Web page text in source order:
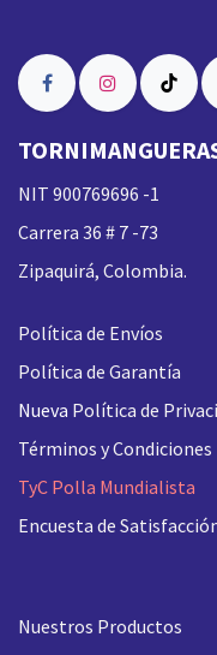
NIT 900769696 -1
Carrera 36 # 7 -73
Zipaquirá, Colombia.
Política de Envíos
Política de Garantía
Nueva Política de
Términos y Condiciones
TyC Polla Mundialista
Encuesta de
Nuestros Productos